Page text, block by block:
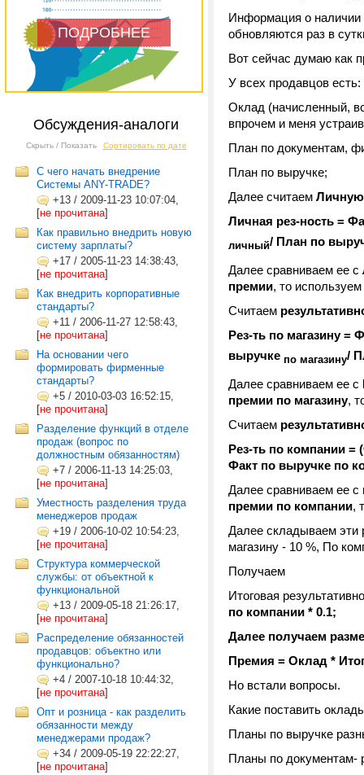
ПОДРОБНЕЕ
Обсуждения-аналоги
Скрыть / Показать Сортировать по дате
С чего начать внедрение
Системы ANY-TRADE?
+13 / 2009-11-23 10:07:04,
[не прочитана]
Как правильно внедрить новую
систему зарплаты?
+17 / 2005-11-23 14:38:43,
[не прочитана]
Как внедрить корпоративные
стандарты?
+11 / 2006-11-27 12:58:43,
[не прочитана]
На основании чего
формировать фирменные
стандарты?
+5 / 2010-03-03 16:52:15,
[не прочитана]
Разделение функций в отделе
продаж (вопрос по
должностным обязанностям)
+7 / 2006-11-13 14:25:03,
[не прочитана]
Уместность разделения труда
менеджеров продаж
+19 / 2006-10-02 10:54:23,
[не прочитана]
Структура коммерческой
службы: от объектной к
функциональной
+13 / 2009-05-18 21:26:17,
[не прочитана]
Распределение обязанностей
продавцов: объектно или
функционально?
+4 / 2007-10-18 10:44:32,
[не прочитана]
Опт и розница - как разделить
обязанности между
менеджерами продаж?
+34 / 2009-05-19 22:22:27,
[не прочитана]
Информация о наличии
обновляются раз в
Вот сейчас думаю как
У всех продавцов есть:
Оклад (начисленный,
впрочем и меня
План по документам,
План по выручке;
Далее считаем Личную
Личная рез-ность =
личный/ План по
Далее сравниваем ее с
премии, то
Считаем
Рез-ть по магазину =
выручке по магазину/
Далее сравниваем ее с
премии по магазину,
Считаем
Рез-ть по компании =
Факт по выручке по
Далее сравниваем ее с
премии по компании,
Далее складываем эти
магазину - 10 %, По
Получаем
Итоговая
по компании * 0.1;
Далее получаем
Премия = Оклад *
Но встали вопросы.
Какие поставить
Планы по выручке
Планы по документам-